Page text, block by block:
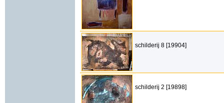
schilderij 8 [19904]
schilderij 2 [19898]